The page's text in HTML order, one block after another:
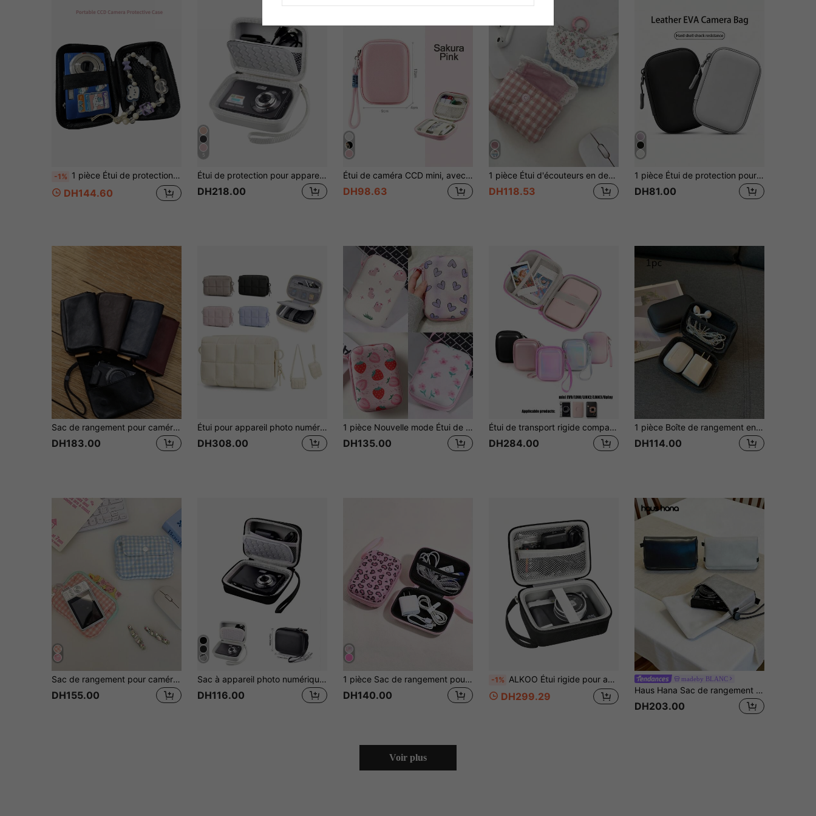
-1% 1 pièce Étui de protection pour appareil photo CCD portable, conception compacte, matériau imperméable, idéal pour les passionnés de photographie en plein air et les voyageurs. Étui de chargeur, indispensables de bureau, sac de transport numérique, organisateur de câbles électroniques, housse de batterie externe, sac photo de voyage pour femme, homme, enfant, cadeaux de Noël essentiels, fournitures pour enseignants, résistant à l'eau, léger, grande capacité, accessoires portables
DH144.60
5
Étui de protection pour appareil photo numérique compatible avec CAMKORY/Pixpro/VAHOIALD/DSCW800 830/PowerShot 180 190 - Étui uniquement (appareil photo non inclus)
DH218.00
Étui de caméra CCD mini, avec poche en maille, étui de caméra numérique, sac de caméra, voyage, portable, léger, durable, élégant, pour la maison, pour l'extérieur
DH98.63
1 pièce Étui d'écouteurs en dentelle mignon et frais, compatible avec les écouteurs Apple, housse souple pour écouteurs Bluetooth sans fil, pochette d'écouteurs à motif à carreaux et floral, cadeau de Noël/mariage
DH118.53
1 pièce Étui de protection pour appareil photo numérique en coque EVA rigide, sac de rangement pour mini appareil photo CCD, sac de rangement de voyage imperméable et antichoc, avec poche en maille et fente pour carte SD, étui de protection compact et portable pour appareil photo, convient pour CAMKORY/OKODAK PIXPRO FZ45 FZ55/ IXUS, essentiel pour les voyages d'été en plein air
DH81.00
Sac de rangement pour caméra CCD, sac photo compact multifonctionnel, étui de protection pour caméra pour un transport facile sans souci. Étui pour chargeur, batterie externe, chargeur de téléphone, accessoires pour appareil photo numérique
DH183.00
Étui pour appareil photo numérique, étui de protection moelleux pour appareil photo avec 2 modes de transport, sac pour appareil photo léger et imperméable pour PowerShot G7X Mark II/III/ DSCW800/DSCW830
DH308.00
1 pièce Nouvelle mode Étui de transport zippé en EVA, convient pour ranger les câbles de données, les écouteurs, les power banks, les chargeurs et autres accessoires numériques. Organisateur de câbles de chargeur Accessoires pour appareils photo numériques
DH135.00
Étui de transport rigide compatible avec l'appareil photo instantané Fujifilm Insta X Mini EVO/l'imprimante Insta X Mini Link/Insta X Mini Liplay, M35/M38/F9, étui de voyage pour Mini EVO
DH284.00
1 pièce Boîte de rangement en Eva pour accessoires numériques pour câble de changeur, boîte de rangement durable, sac de rangement pour accessoires numériques, boîtier de protection pour disque dur double couche portable, boîte de rangement pour câbles de données, disque U, écouteurs, sacoche pour pièces et casque sans fil, casque Bluetooth pour écouteurs avec chargeur pour l'organisation en affaires, voyage, écoles, universités et bureaux
DH114.00
Sac de rangement pour caméra CCD matelassé à carreaux, étui de protection pour appareil photo numérique, sac de transport pour appareil photo, sac pour chargeur, porte-cartes, porte-monnaie
DH155.00
Sac à appareil photo numérique compact et étanche - Style portefeuille grande capacité pour la photographie en plein air et les accessoires de voyage, accessoires portables - Emballage uniquement
DH116.00
1 pièce Sac de rangement pour accessoires numériques mode et mignon à imprimé floral en EVA. Convient pour les câbles, écouteurs, chargeurs et autres accessoires numériques. Étui de protection portable avec imprimé léopard/guépard. Étui pour chargeur, batterie externe, accessoires d'appareil photo numérique.
DH140.00
-1% ALKOO Étui rigide pour appareil photo compatible avec Sony ZV1 ZV1F ZV1 II ToAuite Lecnippy Bifevsr Lecran 4K 5K, sac de rangement de voyage en EVA rigide noir, étui seul
DH299.29
madeby BLANC
Haus Hana Sac de rangement pour appareil photo numérique, en matériau PU durable pour ranger la carte machine. Compact et portable avec doublure en velours qui n'endommagera pas l'appareil photo. doux et toucher confortable. Poche intérieure cachée pour ranger les cartes. Design simple. Matériau imperméable optimisé pour prévenir efficacement les éclaboussures. Convient pour la randonnée, la photographie de rue et les passionnés de photographie quotidienne. Accessoire de voyage indispensable. Disponible en plusieurs couleurs et styles (noir/blanc/rose/gris)
DH203.00
Voir plus